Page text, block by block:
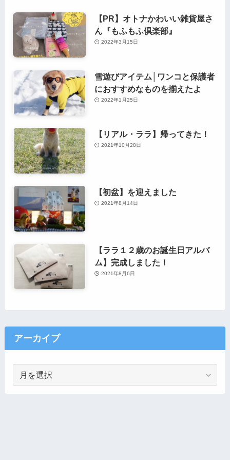
【PR】オトナかわいい雑貨屋さ
ん『もふもふ倶楽部』
2022年3月15日
雪遊びアイテム│ワンコと保護者
におすすめなものを揃えたよ
2022年1月25日
【リアル・ララ】帰ってきた！
2021年10月28日
【初盆】を迎えました
2021年8月14日
【ララ１２歳のお誕生日アルバ
ム】完成しました！
2021年8月6日
アーカイブ